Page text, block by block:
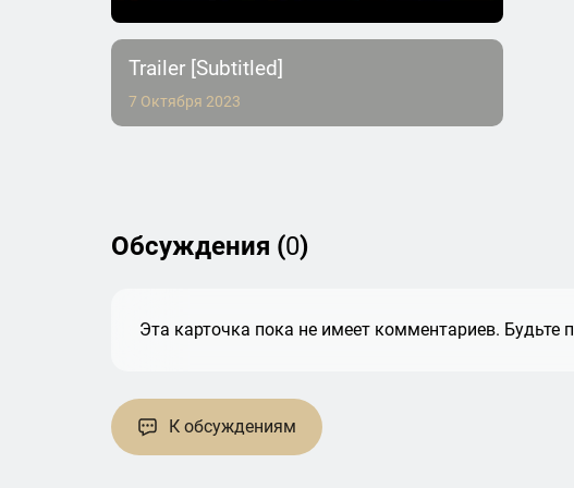
Trailer [Subtitled]
7 Октября 2023
Обсуждения (0)
Эта карточка пока не имеет комментариев.
К обсуждениям